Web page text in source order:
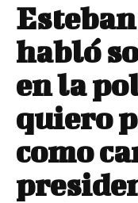
habló
en la
quiero
como